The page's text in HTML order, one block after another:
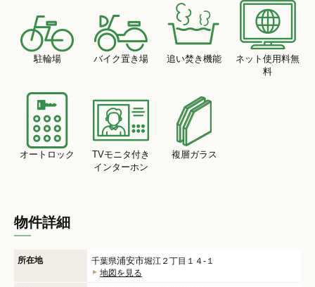
駐輪場 バイク置き場 追い焚き機能
ネット使用料無
料
オートロック
TVモニタ付き
インターホン
複層ガラス
物件詳細
所在地 千葉県浦安市堀江２丁目１４-１
地図を見る